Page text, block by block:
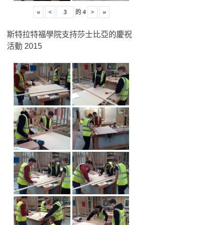
« < 的4 > »
斯特拉特福學院支持莎士比亞的慶祝
活動 2015